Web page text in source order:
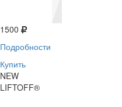
1500
Подробности
Купить
NEW
LIFTOFF®